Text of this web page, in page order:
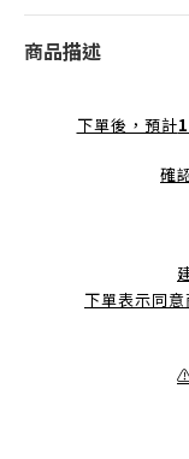
商品描述
下單後，預計
確
下單表示同